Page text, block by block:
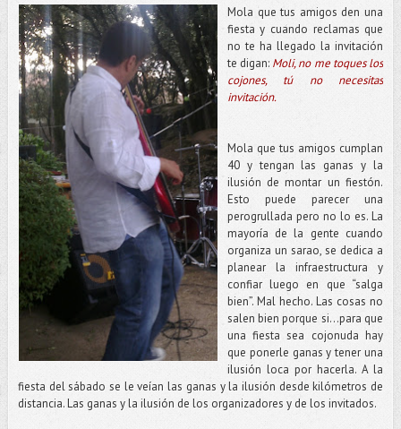
Mola que tus amigos den una
fiesta y cuando reclamas que
no te ha llegado la invitación
te digan: Moli, no me toques los
cojones, tú no necesitas
invitación.
Mola que tus amigos cumplan
40 y tengan las ganas y la
ilusión de montar un fiestón.
Esto puede parecer una
perogrullada pero no lo es. La
mayoría de la gente cuando
organiza un sarao, se dedica a
planear la infraestructura y
confiar luego en que “salga
bien”. Mal hecho. Las cosas no
salen bien porque si...para que
una fiesta sea cojonuda hay
que ponerle ganas y tener una
ilusión loca por hacerla. A la
fiesta del sábado se le veían las ganas y la ilusión desde kilómetros de
distancia. Las ganas y la ilusión de los organizadores y de los invitados.